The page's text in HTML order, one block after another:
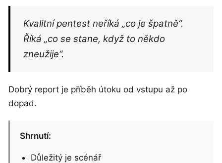
Kvalitní pentest neříká „co je špatně“.
Říká „co se stane, když to někdo
zneužije“.
Dobrý report je příběh útoku od vstupu až po
dopad.
Shrnutí:
Důležitý je scénář